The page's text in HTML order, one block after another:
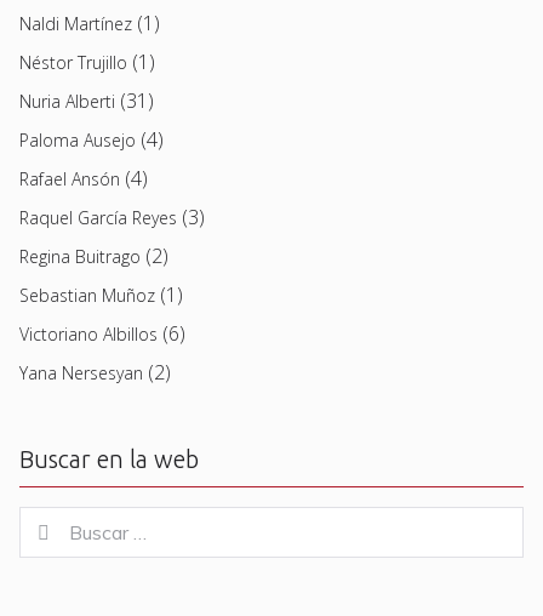
Naldi Martínez (1)
Néstor Trujillo (1)
Nuria Alberti (31)
Paloma Ausejo (4)
Rafael Ansón (4)
Raquel García Reyes (3)
Regina Buitrago (2)
Sebastian Muñoz (1)
Victoriano Albillos (6)
Yana Nersesyan (2)
Buscar en la web
for:
Buscar